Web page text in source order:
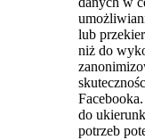
lub
niż do
do
potrzeb